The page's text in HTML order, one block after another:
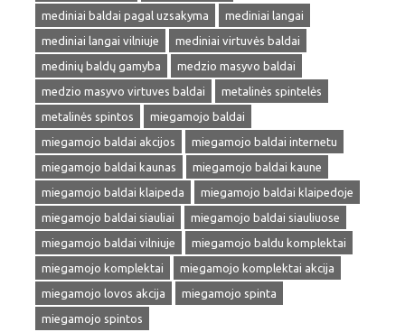
mediniai baldai pagal uzsakyma
mediniai langai
mediniai langai vilniuje
mediniai virtuvės baldai
medinių baldų gamyba
medzio masyvo baldai
medzio masyvo virtuves baldai
metalinės spintelės
metalinės spintos
miegamojo baldai
miegamojo baldai akcijos
miegamojo baldai internetu
miegamojo baldai kaunas
miegamojo baldai kaune
miegamojo baldai klaipeda
miegamojo baldai klaipedoje
miegamojo baldai siauliai
miegamojo baldai siauliuose
miegamojo baldai vilniuje
miegamojo baldu komplektai
miegamojo komplektai
miegamojo komplektai akcija
miegamojo lovos akcija
miegamojo spinta
miegamojo spintos